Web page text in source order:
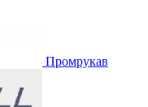
Промрукав